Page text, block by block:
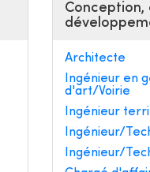
Conception,
Architecte
Ingénieur en
d'art/Voirie
Ingénieur
Ingénieur/
Ingénieur/